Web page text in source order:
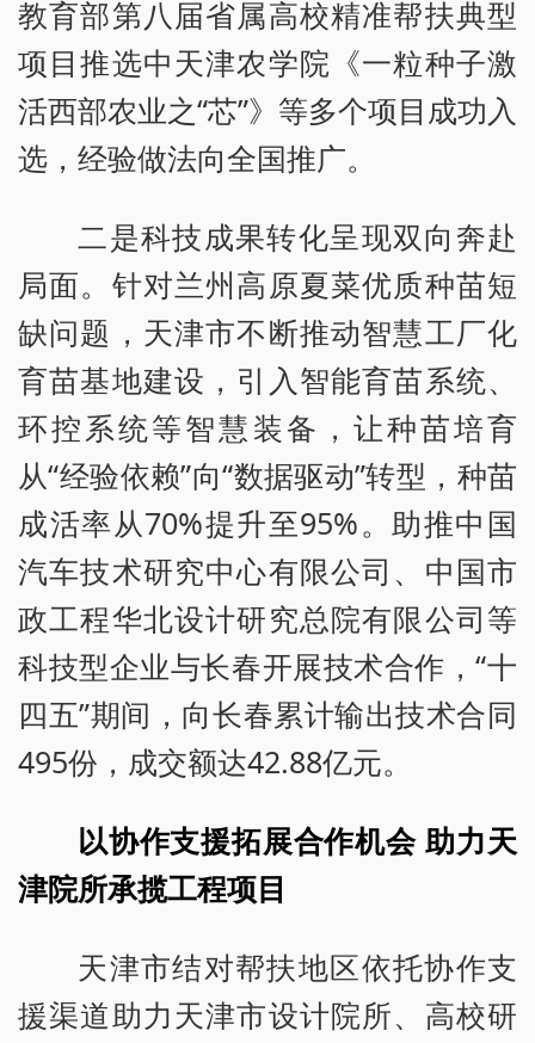
教育部第八届省属高校精准帮扶典型
项目推选中天津农学院《一粒种子激
活西部农业之“芯”》等多个项目成功入
选，经验做法向全国推广。
二是科技成果转化呈现双向奔赴
局面。针对兰州高原夏菜优质种苗短
缺问题，天津市不断推动智慧工厂化
育苗基地建设，引入智能育苗系统、
环控系统等智慧装备，让种苗培育
从“经验依赖”向“数据驱动”转型，种苗
成活率从70%提升至95%。助推中国
汽车技术研究中心有限公司、中国市
政工程华北设计研究总院有限公司等
科技型企业与长春开展技术合作，“十
四五”期间，向长春累计输出技术合同
495份，成交额达42.88亿元。
以协作支援拓展合作机会 助力天
津院所承揽工程项目
天津市结对帮扶地区依托协作支
援渠道助力天津市设计院所、高校研